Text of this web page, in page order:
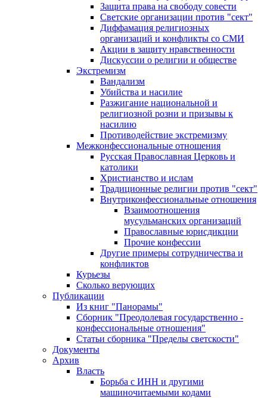
Защита права на свободу совести
Светские организации против "сект"
Диффамация религиозных
организаций и конфликты со СМИ
Акции в защиту нравственности
Дискуссии о религии и обществе
Экстремизм
Вандализм
Убийства и насилие
Разжигание национальной и
религиозной розни и призывы к
насилию
Противодействие экстремизму
Межконфессиональные отношения
Русская Православная Церковь и
католики
Христианство и ислам
Традиционные религии против "сект"
Внутриконфессиональные отношения
Взаимоотношения
мусульманских организаций
Православные юрисдикции
Прочие конфессии
Другие примеры сотрудничества и
конфликтов
Курьезы
Сколько верующих
Публикации
Из книг "Панорамы"
Сборник "Преодолевая государственно -
конфессиональные отношения"
Статьи сборника "Пределы светскости"
Документы
Архив
Власть
Борьба с ИНН и другими
машиночитаемыми кодами